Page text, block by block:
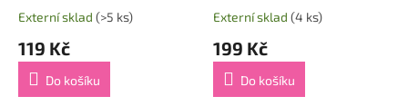
Externí sklad (>5 ks)
119 Kč
Do košíku
Externí sklad (4 ks)
199 Kč
Do košíku